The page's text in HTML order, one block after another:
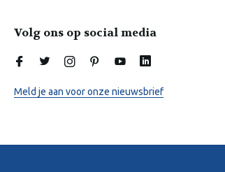
Volg ons op social media
Meld je aan voor onze nieuwsbrief
Online